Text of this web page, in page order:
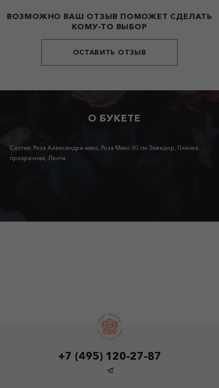
ВОЗМОЖНО ВАШ ОТЗЫВ ПОМОЖЕТ СДЕЛАТЬ
КОМУ-ТО ВЫБОР
ОСТАВИТЬ ОТЗЫВ
О БУКЕТЕ
Состав: Роза Александра микс, Роза Микс 60 см Эквадор, Плёнка
прозрачная, Лента
+7 (495) 120-27-87